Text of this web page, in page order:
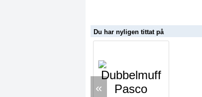
Du har nyligen tittat på
«